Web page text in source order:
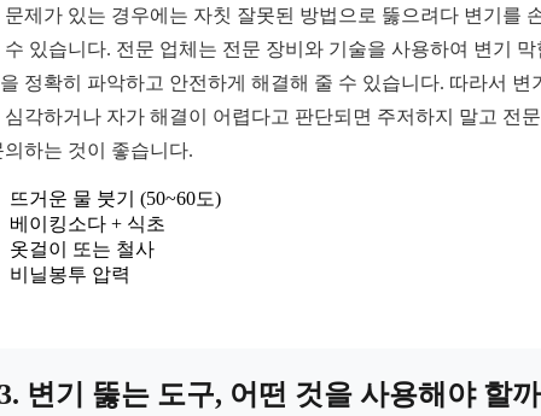
문제가 있는 경우에는 자칫 잘못된 방법으로 뚫으려다 변기를
수 있습니다. 전문 업체는 전문 장비와 기술을 사용하여 변기 막
정확히 파악하고 안전하게 해결해 줄 수 있습니다. 따라서 변
심각하거나 자가 해결이 어렵다고 판단되면 주저하지 말고 전
의하는 것이 좋습니다.
뜨거운 물 붓기 (50~60도)
베이킹소다 + 식초
옷걸이 또는 철사
비닐봉투 압력
변기 뚫는 도구, 어떤 것을 사용해야 할까